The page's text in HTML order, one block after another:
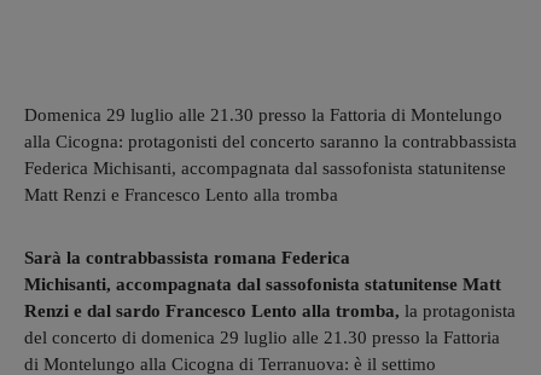
Domenica 29 luglio alle 21.30 presso la Fattoria di Montelungo
alla Cicogna: protagonisti del concerto saranno la contrabbassista
Federica Michisanti, accompagnata dal sassofonista statunitense
Matt Renzi e Francesco Lento alla tromba
Sarà la contrabbassista romana Federica
Michisanti, accompagnata dal sassofonista statunitense Matt
Renzi e dal sardo Francesco Lento alla tromba, la protagonista
del concerto di domenica 29 luglio alle 21.30 presso la Fattoria
di Montelungo alla Cicogna di Terranuova: è il settimo